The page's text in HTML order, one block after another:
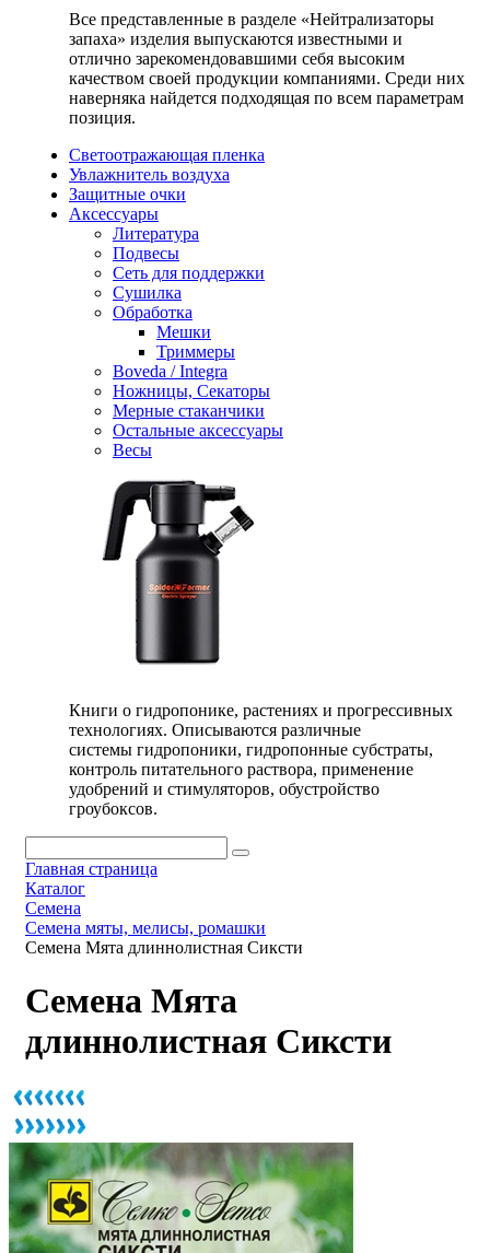
Все представленные в разделе «Нейтрализаторы
запаха» изделия выпускаются известными и
отлично зарекомендовавшими себя высоким
качеством своей продукции компаниями. Среди них
наверняка найдется подходящая по всем параметрам
позиция.
Светоотражающая пленка
Увлажнитель воздуха
Защитные очки
Аксессуары
Литература
Подвесы
Сеть для поддержки
Сушилка
Обработка
Мешки
Триммеры
Boveda / Integra
Ножницы, Секаторы
Мерные стаканчики
Остальные аксессуары
Весы
Книги о гидропонике, растениях и прогрессивных
технологиях. Описываются различные
системы гидропоники, гидропонные субстраты,
контроль питательного раствора, применение
удобрений и стимуляторов, обустройство
гроубоксов.
Главная страница
Каталог
Семена
Семена мяты, мелисы, ромашки
Семена Мята длиннолистная Сиксти
Семена Мята
длиннолистная Сиксти